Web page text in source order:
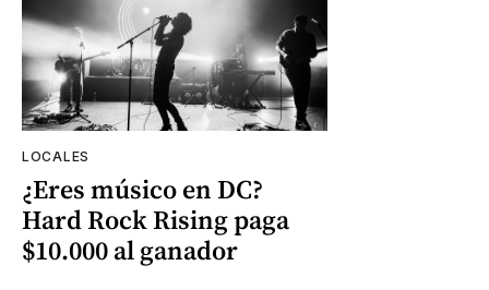
LOCALES
¿Eres músico en DC?
Hard Rock Rising paga
$10.000 al ganador